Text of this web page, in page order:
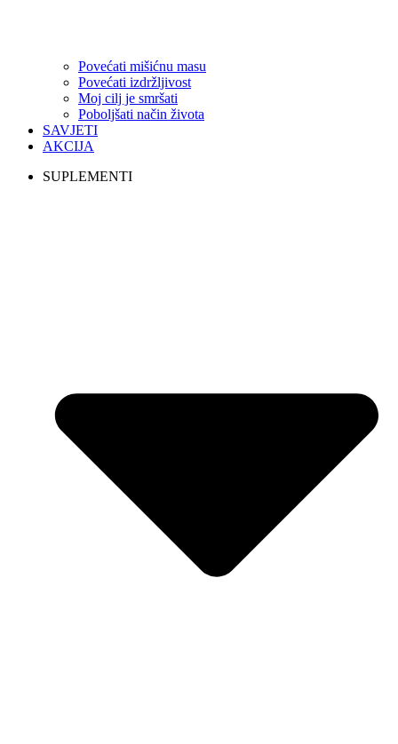
Povećati mišićnu masu
Povećati izdržljivost
Moj cilj je smršati
Poboljšati način života
SAVJETI
AKCIJA
SUPLEMENTI